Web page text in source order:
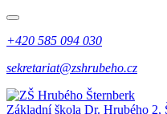
+420 585 094 030
sekretariat@zshrubeho.cz
Základní škola Dr. Hrubého 2,